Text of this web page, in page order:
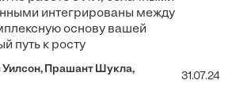
интегрированы между
основу вашей
путь к росту
Прашант Шукла,
31.07.24